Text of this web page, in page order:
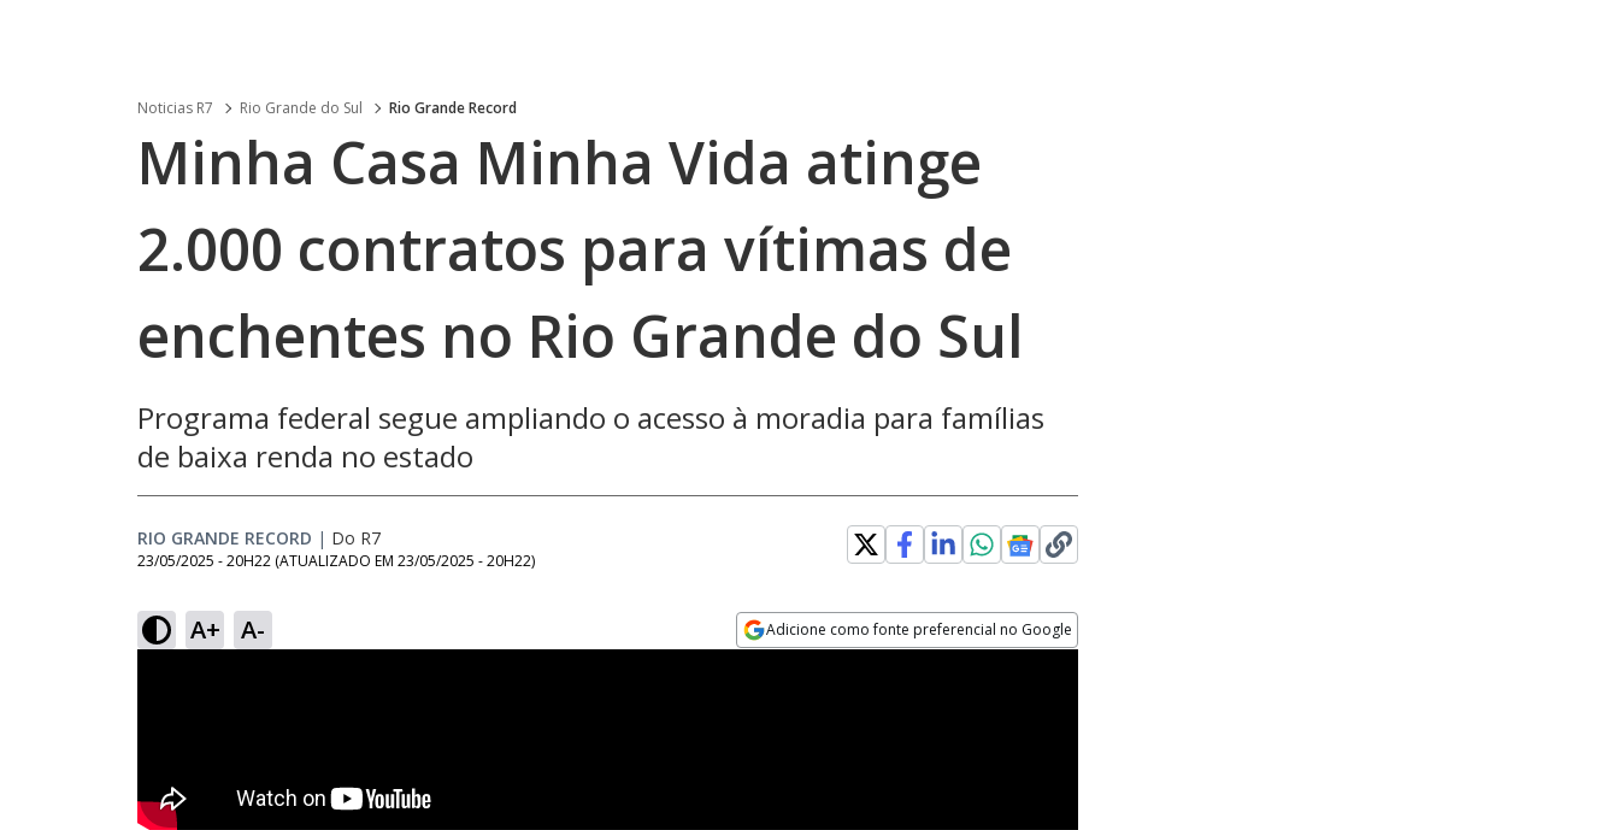
Noticias R7 Rio Grande do Sul Rio Grande Record
Minha Casa Minha Vida atinge
2.000 contratos para vítimas de
enchentes no Rio Grande do Sul
Programa federal segue ampliando o acesso à moradia para famílias
de baixa renda no estado
RIO GRANDE RECORD | Do R7
23/05/2025 - 20H22 (ATUALIZADO EM 23/05/2025 - 20H22)
A+ A- Adicione como fonte preferencial no Google